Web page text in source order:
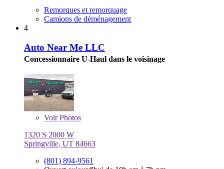
Remorques et remorquage
Camions de déménagement
4
Auto Near Me LLC
Concessionnaire U-Haul dans le voisinage
VoirPhotos
1320 S 2000 W
Springville, UT 84663
(801) 894-9561